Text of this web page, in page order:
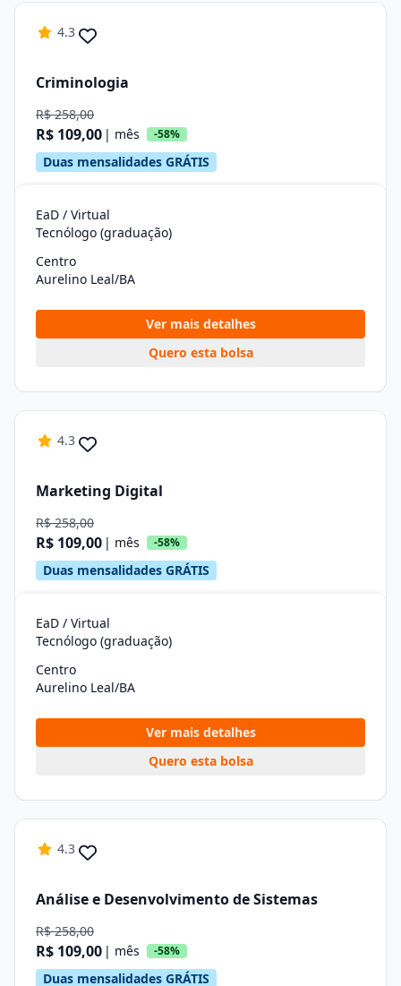
4.3
Criminologia
R$ 258,00
R$ 109,00 | mês -58%
Duas mensalidades GRÁTIS
EaD / Virtual
Tecnólogo (graduação)
Centro
Aurelino Leal/BA
Ver mais detalhes
Quero esta bolsa
4.3
Marketing Digital
R$ 258,00
R$ 109,00 | mês -58%
Duas mensalidades GRÁTIS
EaD / Virtual
Tecnólogo (graduação)
Centro
Aurelino Leal/BA
Ver mais detalhes
Quero esta bolsa
4.3
Análise e Desenvolvimento de Sistemas
R$ 258,00
R$ 109,00 | mês -58%
Duas mensalidades GRÁTIS